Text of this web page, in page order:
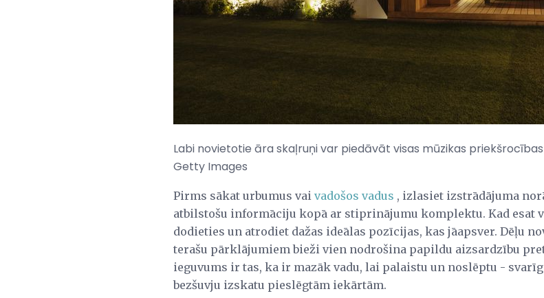
Labi novietotie āra skaļruņi var piedāvāt visas mūzikas
Getty Images
Pirms sākat urbumus vai vadošos vadus , izlasiet izstrādājuma
atbilstošu informāciju kopā ar stiprinājumu komplektu. Kad esat
dodieties un atrodiet dažas ideālas pozīcijas, kas jāapsver. Dēļu
terašu pārklājumiem bieži vien nodrošina papildu aizsardzību
ieguvums ir tas, ka ir mazāk vadu, lai palaistu un noslēptu -
bezšuvju izskatu pieslēgtām iekārtām.